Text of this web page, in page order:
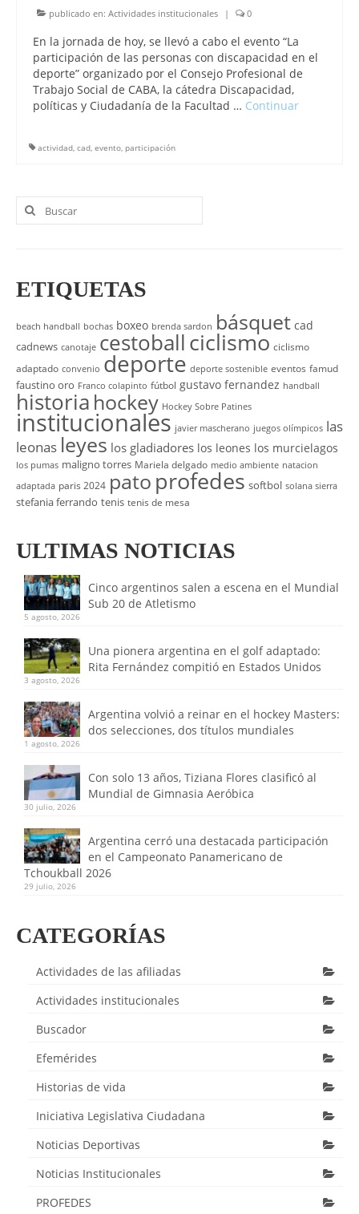
publicado en: Actividades institucionales | 0
En la jornada de hoy, se llevó a cabo el evento “La
participación de las personas con discapacidad en el
deporte” organizado por el Consejo Profesional de
Trabajo Social de CABA, la cátedra Discapacidad,
políticas y Ciudadanía de la Facultad … Continuar
actividad, cad, evento, participación
Buscar
por:
ETIQUETAS
beach handball bochas boxeo brenda sardon básquet cad
cadnews canotaje cestoballciclismo ciclismo
adaptado convenio deporte deporte sostenible eventos famud
faustino oro Franco colapinto fútbol gustavo fernandez handball
historia hockey Hockey Sobre Patines
institucionales javier mascherano juegos olímpicos las
leonas leyes los gladiadores los leones los murcielagos
los pumas maligno torres Mariela delgado medio ambiente natacion
adaptada paris 2024 pato profedes softbol solana sierra
stefania ferrando tenis tenis de mesa
ULTIMAS NOTICIAS
Cinco argentinos salen a escena en el Mundial
Sub 20 de Atletismo
5 agosto, 2026
Una pionera argentina en el golf adaptado:
Rita Fernández compitió en Estados Unidos
3 agosto, 2026
Argentina volvió a reinar en el hockey Masters:
dos selecciones, dos títulos mundiales
1 agosto, 2026
Con solo 13 años, Tiziana Flores clasificó al
Mundial de Gimnasia Aeróbica
30 julio, 2026
Argentina cerró una destacada participación
en el Campeonato Panamericano de
Tchoukball 2026
29 julio, 2026
CATEGORÍAS
Actividades de las afiliadas
Actividades institucionales
Buscador
Efemérides
Historias de vida
Iniciativa Legislativa Ciudadana
Noticias Deportivas
Noticias Institucionales
PROFEDES